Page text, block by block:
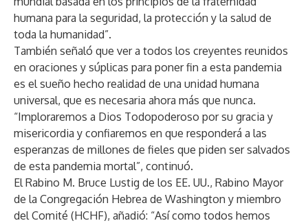
humana para la seguridad, la protección y la salud de
toda la humanidad”.
También señaló que ver a todos los creyentes reunidos
en oraciones y súplicas para poner fin a esta pandemia
es el sueño hecho realidad de una unidad humana
universal, que es necesaria ahora más que nunca.
“Imploraremos a Dios Todopoderoso por su gracia y
misericordia y confiaremos en que responderá a las
esperanzas de millones de fieles que piden ser salvados
de esta pandemia mortal”, continuó.
El Rabino M. Bruce Lustig de los EE. UU., Rabino Mayor
de la Congregación Hebrea de Washington y miembro
del Comité (HCHF), añadió: “Así como todos hemos